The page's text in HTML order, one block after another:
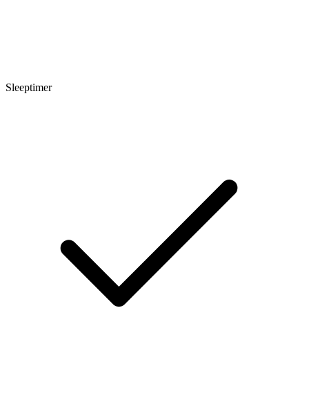
Sleeptimer